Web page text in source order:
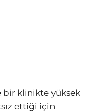
bir klinikte yüksek
ettiği için